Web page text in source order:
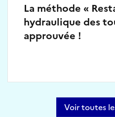
La méthode «
hydraulique des
approuvée !
Voir toutes